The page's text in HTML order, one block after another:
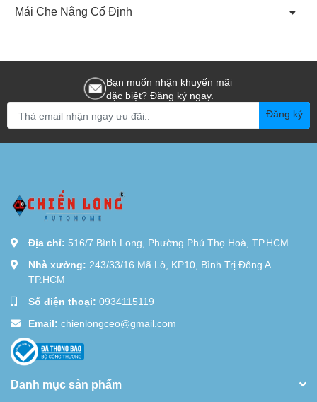
Mái Che Nắng Cố Định
Bạn muốn nhận khuyến mãi
đặc biệt? Đăng ký ngay.
Đăng ký
Địa chỉ: 516/7 Bình Long, Phường Phú Thọ Hoà, TP.HCM
Nhà xưởng: 243/33/16 Mã Lò, KP10, Bình Trị Đông A.
TP.HCM
Số điện thoại: 0934115119
Email: chienlongceo@gmail.com
Danh mục sản phẩm